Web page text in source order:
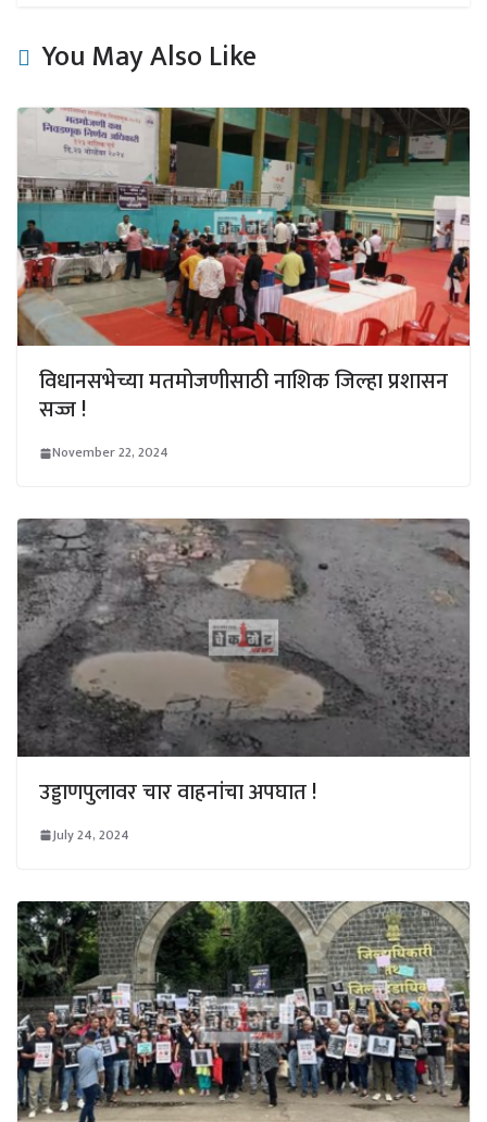
You May Also Like
विधानसभेच्या मतमोजणीसाठी नाशिक जिल्हा प्रशासन
सज्ज !
November 22, 2024
उड्डाणपुलावर चार वाहनांचा अपघात !
July 24, 2024